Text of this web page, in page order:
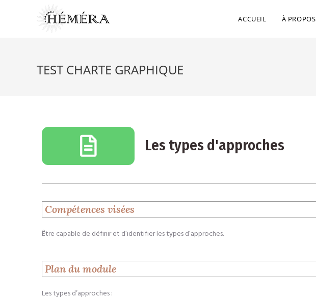
ACCUEIL À PROPOS
TEST CHARTE GRAPHIQUE
Les types d'approches
Compétences visées
Être capable de définir et d’identifier les types d’approches.
Plan du module
Les types d’approches :